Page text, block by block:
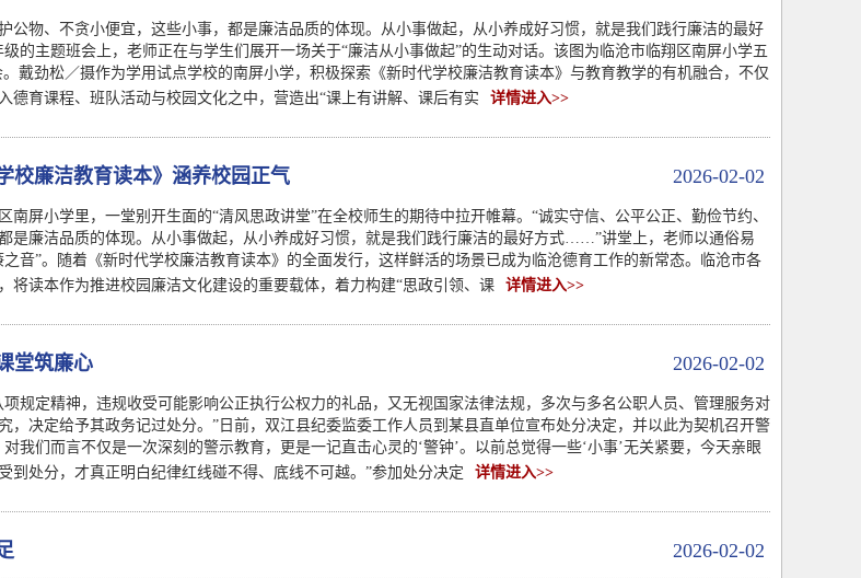
公物、不贪小便宜，这些小事，都是廉洁品质的体现。从小事做起，从小养成好习惯，就是我们践行廉洁的最好
的主题班会上，老师正在与学生们展开一场关于“廉洁从小事做起”的生动对话。该图为临沧市临翔区南屏小学五
戴劲松／摄作为学用试点学校的南屏小学，积极探索《新时代学校廉洁教育读本》与教育教学的有机融合，不仅
德育课程、班队活动与校园文化之中，营造出“课上有讲解、课后有实
详情进入>>
2026-02-02
校廉洁教育读本》涵养校园正气
南屏小学里，一堂别开生面的“清风思政讲堂”在全校师生的期待中拉开帷幕。“诚实守信、公平公正、勤俭节约、
是廉洁品质的体现。从小事做起，从小养成好习惯，就是我们践行廉洁的最好方式……”讲堂上，老师以通俗易
音”。随着《新时代学校廉洁教育读本》的全面发行，这样鲜活的场景已成为临沧德育工作的新常态。临沧市各
将读本作为推进校园廉洁文化建设的重要载体，着力构建“思政引领、课
详情进入>>
2026-02-02
堂筑廉心
规定精神，违规收受可能影响公正执行公权力的礼品，又无视国家法律法规，多次与多名公职人员、管理服务对
决定给予其政务记过处分。”日前，双江县纪委监委工作人员到某县直单位宣布处分决定，并以此为契机召开警
我们而言不仅是一次深刻的警示教育，更是一记直击心灵的‘警钟’。以前总觉得一些‘小事’无关紧要，今天亲眼
到处分，才真正明白纪律红线碰不得、底线不可越。”参加处分决定
详情进入>>
2026-02-02